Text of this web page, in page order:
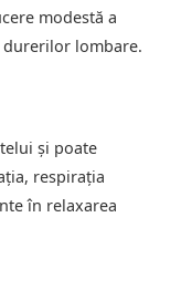
modestă a
lombare.
și poate
respirația
în relaxarea